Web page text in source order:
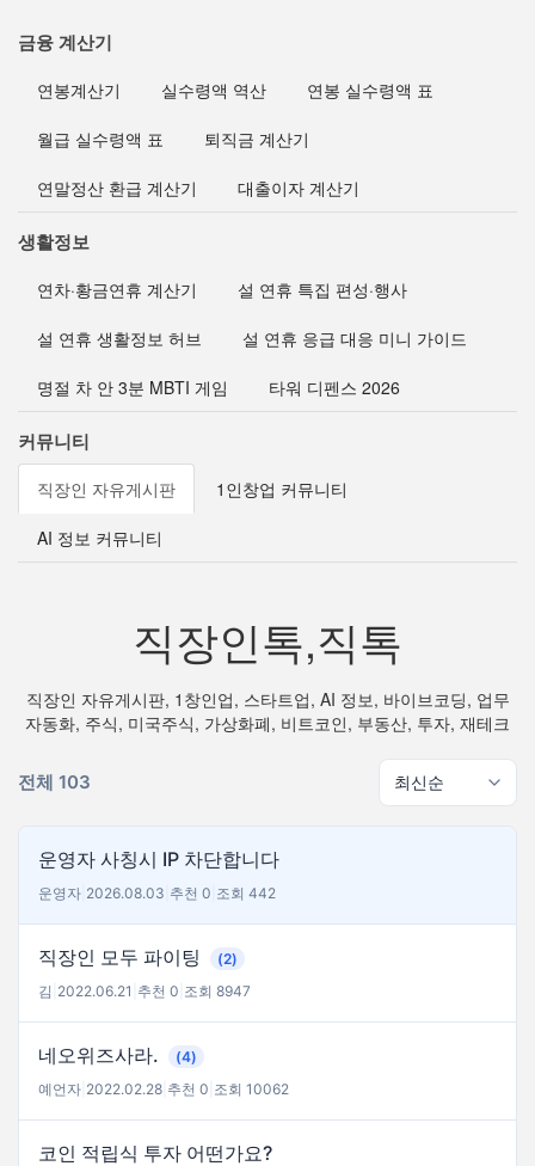
금융 계산기
연봉계산기 실수령액 역산 연봉 실수령액 표
월급 실수령액 표 퇴직금 계산기
연말정산 환급 계산기 대출이자 계산기
생활정보
연차·황금연휴 계산기 설 연휴 특집 편성·행사
설 연휴 생활정보 허브 설 연휴 응급 대응 미니 가이드
명절 차 안 3분 MBTI 게임 타워 디펜스 2026
커뮤니티
직장인 자유게시판 1인창업 커뮤니티
AI 정보 커뮤니티
직장인톡,직톡
직장인 자유게시판, 1창인업, 스타트업, AI 정보, 바이브코딩, 업무
자동화, 주식, 미국주식, 가상화폐, 비트코인, 부동산, 투자, 재테크
전체 103
운영자 사칭시 IP 차단합니다
운영자 2026.08.03 추천 0 조회 442
직장인 모두 파이팅
(2)
김 2022.06.21 추천 0 조회 8947
네오위즈사라.
(4)
예언자 2022.02.28 추천 0 조회 10062
코인 적립식 투자 어떤가요?